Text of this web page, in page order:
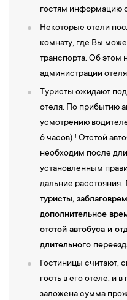
гостям информацию
Некоторые отели
комнату, где Вы
транспорта. Об этом
администрации
Туристы ожидают
отеля. По прибытию
усмотрению
6 часов) ! Отстой
необходим после
установленным
дальние расстояния.
туристы,
дополнительное
отстой автобуса и
длительного
Гостиницы считают,
гость в его отеле, и
заложена сумма